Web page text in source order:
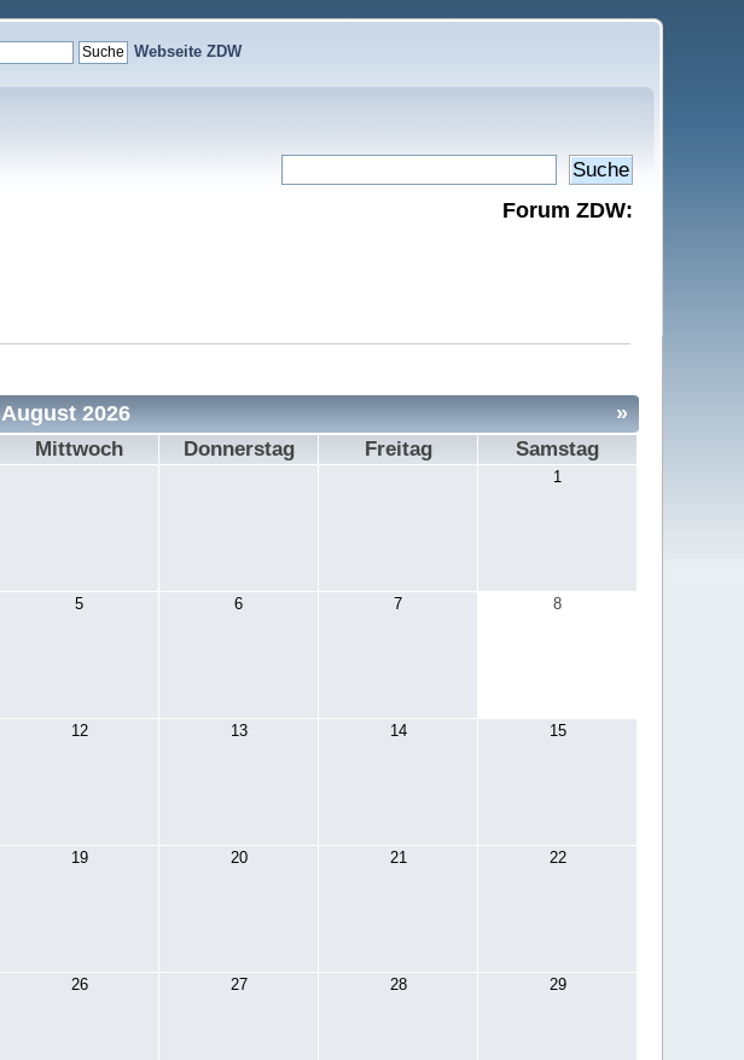
Webseite ZDW
Forum ZDW:
»
August 2026
Mittwoch Donnerstag Freitag Samstag
1
5 6 7 8
12 13 14 15
19 20 21 22
26 27 28 29